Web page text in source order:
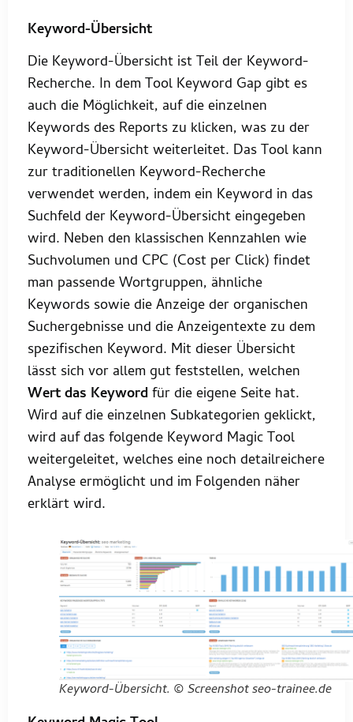
Keyword-Übersicht
Die Keyword-Übersicht ist Teil der Keyword-
Recherche. In dem Tool Keyword Gap gibt es
auch die Möglichkeit, auf die einzelnen
Keywords des Reports zu klicken, was zu der
Keyword-Übersicht weiterleitet. Das Tool kann
zur traditionellen Keyword-Recherche
verwendet werden, indem ein Keyword in das
Suchfeld der Keyword-Übersicht eingegeben
wird. Neben den klassischen Kennzahlen wie
Suchvolumen und CPC (Cost per Click) findet
man passende Wortgruppen, ähnliche
Keywords sowie die Anzeige der organischen
Suchergebnisse und die Anzeigentexte zu dem
spezifischen Keyword. Mit dieser Übersicht
lässt sich vor allem gut feststellen, welchen
Wert das Keyword für die eigene Seite hat.
Wird auf die einzelnen Subkategorien geklickt,
wird auf das folgende Keyword Magic Tool
weitergeleitet, welches eine noch detailreichere
Analyse ermöglicht und im Folgenden näher
erklärt wird.
Keyword-Übersicht. © Screenshot seo-trainee.de